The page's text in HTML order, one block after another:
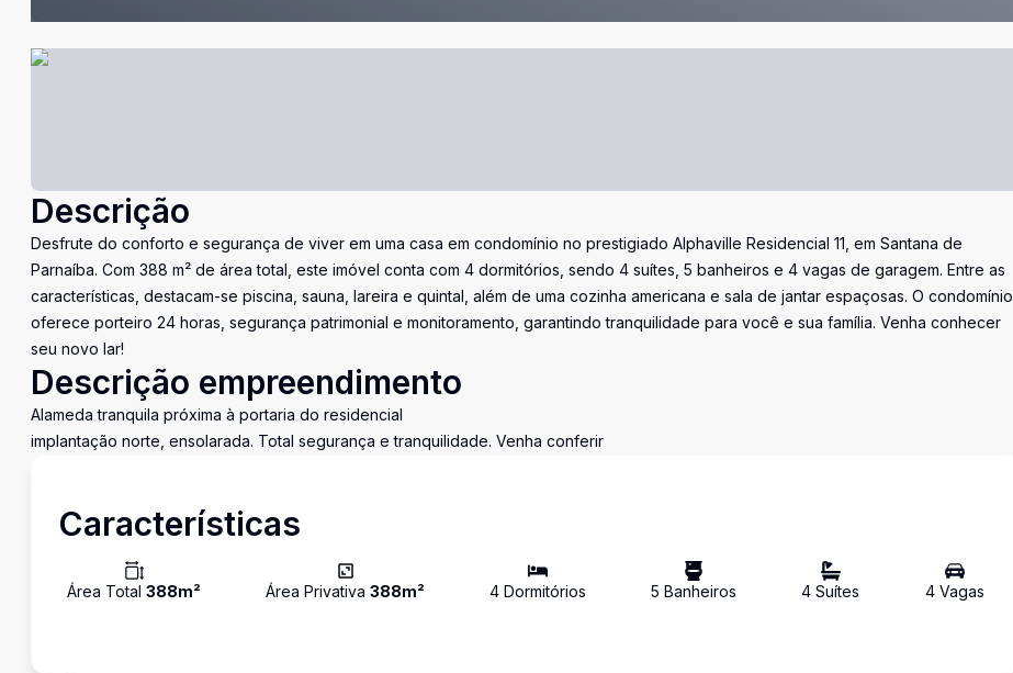
Descrição
Desfrute do conforto e segurança de viver em uma casa em condomínio no prestigiado Alphaville Residencial 11, em Santana de
Parnaíba. Com 388 m² de área total, este imóvel conta com 4 dormitórios, sendo 4 suítes, 5 banheiros e 4 vagas de garagem. Entre as
características, destacam-se piscina, sauna, lareira e quintal, além de uma cozinha americana e sala de jantar espaçosas. O condomínio
oferece porteiro 24 horas, segurança patrimonial e monitoramento, garantindo tranquilidade para você e sua família. Venha conhecer
seu novo lar!
Descrição empreendimento
Alameda tranquila próxima à portaria do residencial
implantação norte, ensolarada. Total segurança e tranquilidade. Venha conferir
Características
Área Total 388m² Área Privativa388m² 4 Dormitórios 5 Banheiros 4 Suítes 4Vagas